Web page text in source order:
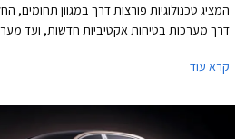
המציג טכנולוגיות פורצות דרך במגוון
דרך מערכות בטיחות אקטיביות חדשות, ועד
קרא עוד